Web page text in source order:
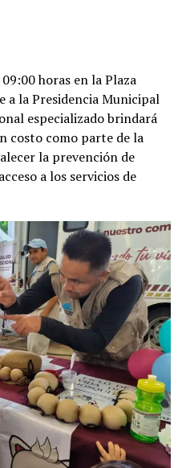
horas en la Plaza
a la Presidencia Municipal
especializado brindará
costo como parte de la
la prevención de
a los servicios de